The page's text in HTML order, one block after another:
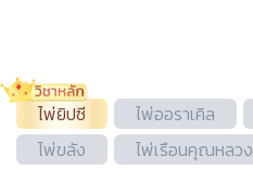
ไพ่ยิปซี ไพ่ออราเคิล
ไพ่ขลัง
ไพ่เรือนคุณหลวง